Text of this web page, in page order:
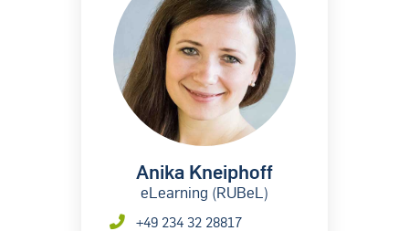
Anika Kneiphoff
eLearning (RUBeL)
+49 234 32 28817